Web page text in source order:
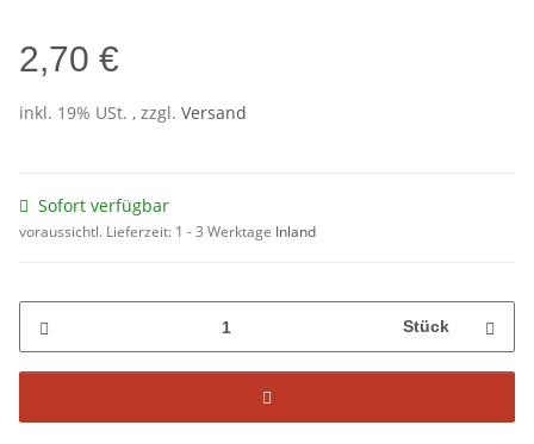
2,70 €
inkl. 19% USt. , zzgl. Versand
Sofort verfügbar
voraussichtl. Lieferzeit: 1 - 3 Werktage Inland
Stück